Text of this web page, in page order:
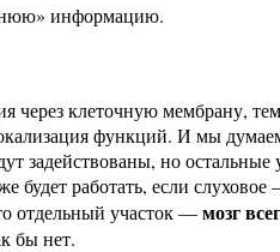
информацию.
клеточную мембрану,
функций. И мы
задействованы, но
будет работать, если
отдельный участок —мозг
бы нет.